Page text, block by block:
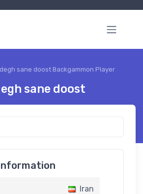
sane doost Backgammon Player
sane doost
Iran